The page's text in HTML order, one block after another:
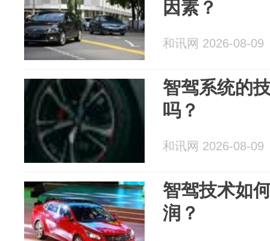
因素？
和讯网 2026-08-09
智驾系统的
吗？
和讯网 2026-08-09
智驾技术如
润？